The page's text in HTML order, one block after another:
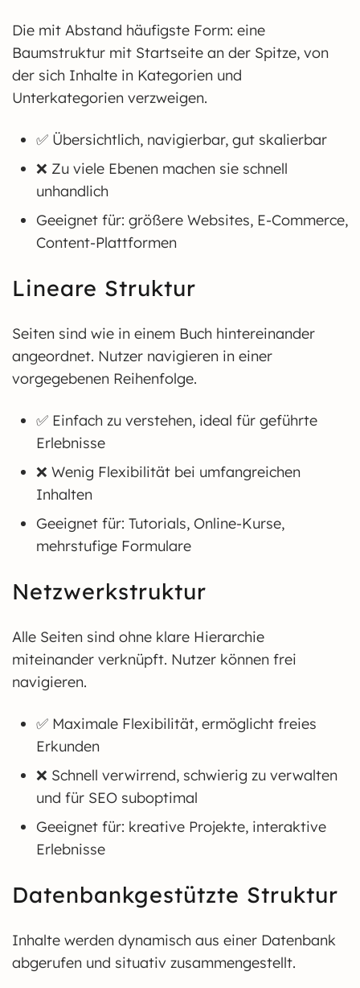
Die mit Abstand häufigste Form: eine
Baumstruktur mit Startseite an der Spitze, von
der sich Inhalte in Kategorien und
Unterkategorien verzweigen.
✅ Übersichtlich, navigierbar, gut skalierbar
❌ Zu viele Ebenen machen sie schnell
unhandlich
Geeignet für: größere Websites, E-Commerce,
Content-Plattformen
Lineare Struktur
Seiten sind wie in einem Buch hintereinander
angeordnet. Nutzer navigieren in einer
vorgegebenen Reihenfolge.
✅ Einfach zu verstehen, ideal für geführte
Erlebnisse
❌ Wenig Flexibilität bei umfangreichen
Inhalten
Geeignet für: Tutorials, Online-Kurse,
mehrstufige Formulare
Netzwerkstruktur
Alle Seiten sind ohne klare Hierarchie
miteinander verknüpft. Nutzer können frei
navigieren.
✅ Maximale Flexibilität, ermöglicht freies
Erkunden
❌ Schnell verwirrend, schwierig zu verwalten
und für SEO suboptimal
Geeignet für: kreative Projekte, interaktive
Erlebnisse
Datenbankgestützte Struktur
Inhalte werden dynamisch aus einer Datenbank
abgerufen und situativ zusammengestellt.